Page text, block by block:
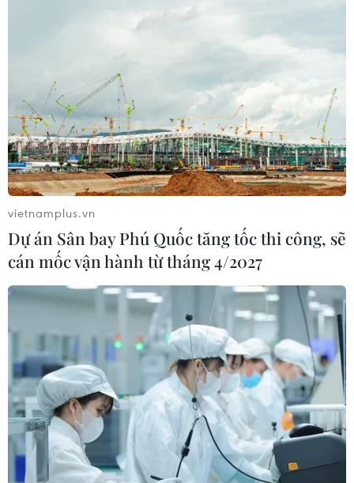
TIN CÙNG CHUYÊN MỤC
Dấu mốc quan trọng đưa quan hệ
Việt Nam-New Zealand phát triển
vietnamplus.vn
Dự án Sân bay Phú Quốc tăng tốc thi công, sẽ
cán mốc vận hành từ tháng 4/2027